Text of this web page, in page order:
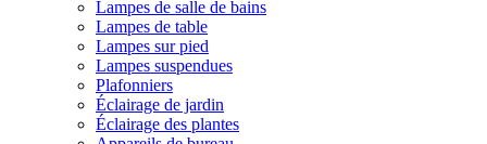
Lampes de salle de bains
Lampes de table
Lampes sur pied
Lampes suspendues
Plafonniers
Éclairage de jardin
Éclairage des plantes